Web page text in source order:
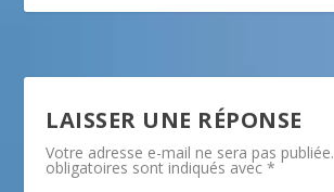
LAISSER UNE RÉPONSE
Votre adresse e-mail ne sera pas publiée.
obligatoires sont indiqués avec*